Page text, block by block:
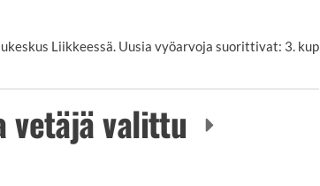
Liikkeessä. Uusia vyöarvoja suorittivat: 3. kup
vetäjä valittu